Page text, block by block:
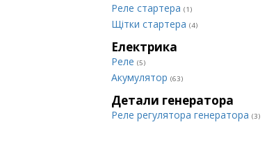
Реле стартера (1)
Щітки стартера (4)
Електрика
Реле (5)
Акумулятор (63)
Детали генератора
Реле регулятора генератора (3)